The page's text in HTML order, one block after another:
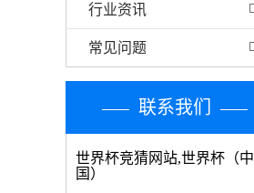
行业资讯
常见问题
联系我们
世界杯竞猜网站,世界杯（中
国）